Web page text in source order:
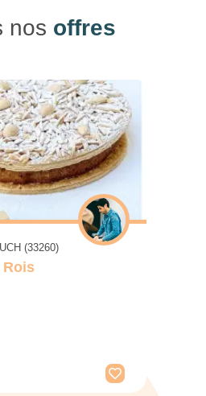
nos offres
(33260)
Rois